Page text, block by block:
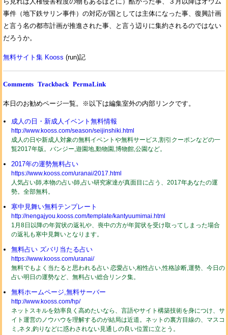
事件（地下鉄サリン事件）の対応が国としては主体になった事、復興計画
と言う名の都市計画が推進された事、と言う辺りに集約されるのではない
だろうか。
無料サイト集 Kooss (run)記
Comments Trackback PermaLink
本日のお勧めページ一覧。※以下は編集室外の内部リンクです。
成人の日・新成人イベント無料情報
http://www.kooss.com/season/seijinshiki.html
成人の日や新成人対象の無料イベントや無料サービス,割引クーポンなどの一
覧2017年版。バンジー,遊園地,動物園,博物館,公園など。
2017年の運勢無料占い
https://www.kooss.com/uranai/2017.html
人気占い師,本物の占い師,占い研究家達が真面目に占う、2017年あなたの運
勢。全部無料。
寒中見舞い無料テンプレート
http://nengajyou.kooss.com/template/kantyuumimai.html
1月8日以降の年賀状の返礼や、喪中の方が年賀状を受け取ってしまった場合
の返礼も寒中見舞いとなります。
無料占い ズバリ当たる占い
https://www.kooss.com/uranai/
無料でもよく当たると思われる占い 恋愛占い,相性占い,性格診断,運勢、今日の
占い明日の運勢など、無料占い総合リンク集。
無料ホームページ,無料サーバー
http://www.kooss.com/hp/
ネットスキルを効率良く高めたいなら、言語やサイト構築技術を身につけ、サ
イト運営のノウハウを理解するのが結局は近道。ネットの裏方目線の、マスコ
ミ,ネタ,釣りなどに惑わされない見通しの良い位置に立とう。